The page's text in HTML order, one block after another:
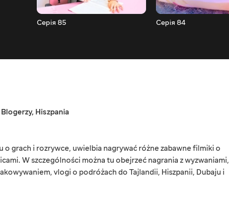
Серія 85 Серія 84
Blogerzy, Hiszpania
o grach i rozrywce, uwielbia nagrywać różne zabawne filmiki o
W szczególności można tu obejrzeć nagrania z wyzwaniami,
vlogi o podróżach do Tajlandii, Hiszpanii, Dubaju i